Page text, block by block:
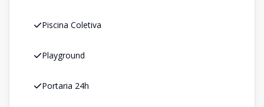
Piscina Coletiva
Playground
Portaria 24h